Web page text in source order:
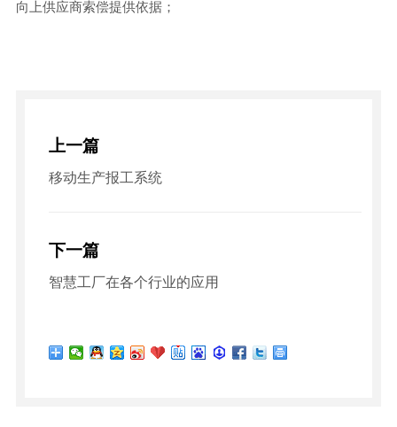
向上供应商索偿提供依据；
上一篇
移动生产报工系统
下一篇
智慧工厂在各个行业的应用